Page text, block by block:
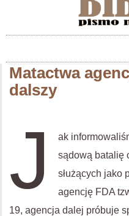
Matactwa
dalszy
J
ak
sądową batalię
służących jako
agencję FDA
19, agencja dalej próbuje